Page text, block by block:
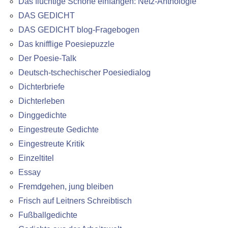
DAS GEDICHT
DAS GEDICHT blog-Fragebogen
Das knifflige Poesiepuzzle
Der Poesie-Talk
Deutsch-tschechischer Poesiedialog
Dichterbriefe
Dichterleben
Dinggedichte
Eingestreute Gedichte
Eingestreute Kritik
Einzeltitel
Essay
Fremdgehen, jung bleiben
Frisch auf Leitners Schreibtisch
Fußballgedichte